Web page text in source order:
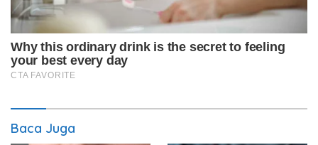
Baca Juga